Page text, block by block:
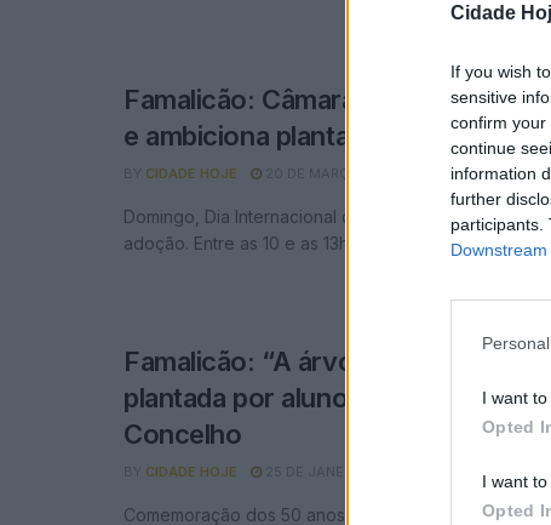
Cidade
If you wish
sensitive
confirm your
continue
information
further
participants.
I want
Opted
I want
Opted
Famalicão: Câmara Municipal
e ambiciona plantar 60 mil árvores
BY CIDADE HOJE 20 DE MARÇO, 2025
Domingo, Dia Internacional das Florestas, mais uma
adoção. Entre as 10 e as 13h00, na Praça – Mercado,
Famalicão: “A árvore da liberdade”
plantada por alunos nos jardins
Concelho
BY CIDADE HOJE 25 DE JANEIRO, 2024
Comemoração dos 50 anos do 25 de Abril